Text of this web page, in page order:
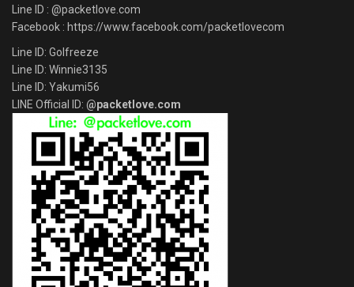
Line ID : @packetlove.com
Facebook : https://www.facebook.com/packetlovecom
Line ID: Golfreeze
Line ID: Winnie3135
Line ID: Yakumi56
LINE Official ID: @packetlove.com